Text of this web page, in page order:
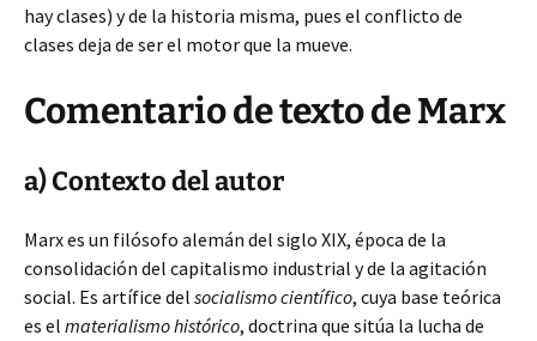
hay clases) y de la historia misma, pues el conflicto de
clases deja de ser el motor que la mueve.
Comentario de texto de Marx
a) Contexto del autor
Marx es un filósofo alemán del siglo XIX, época de la
consolidación del capitalismo industrial y de la agitación
social. Es artífice del socialismo científico, cuya base teórica
es el materialismo histórico, doctrina que sitúa la lucha de